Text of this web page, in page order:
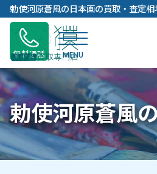
内
容
キ
プ
勅使河原蒼風の日本画の買取・査定
無料通話
勅使河原蒼風